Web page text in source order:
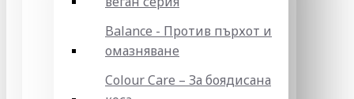
Balance - Против пърхот и
омазняване
Colour Care – За боядисана